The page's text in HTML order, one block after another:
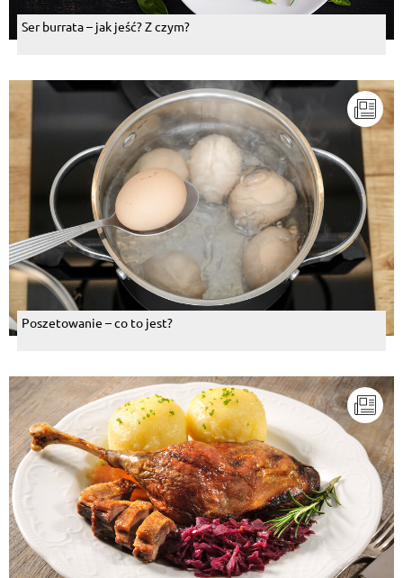
Ser burrata – jak jeść? Z czym?
Poszetowanie – co to jest?